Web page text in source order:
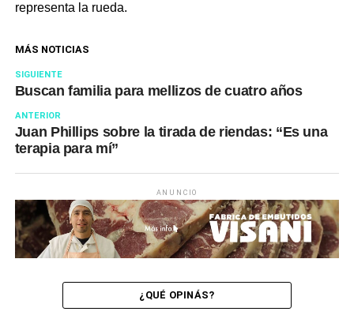
representa la rueda.
MÁS NOTICIAS
SIGUIENTE
Buscan familia para mellizos de cuatro años
ANTERIOR
Juan Phillips sobre la tirada de riendas: “Es una
terapia para mí”
ANUNCIO
¿QUÉ OPINÁS?